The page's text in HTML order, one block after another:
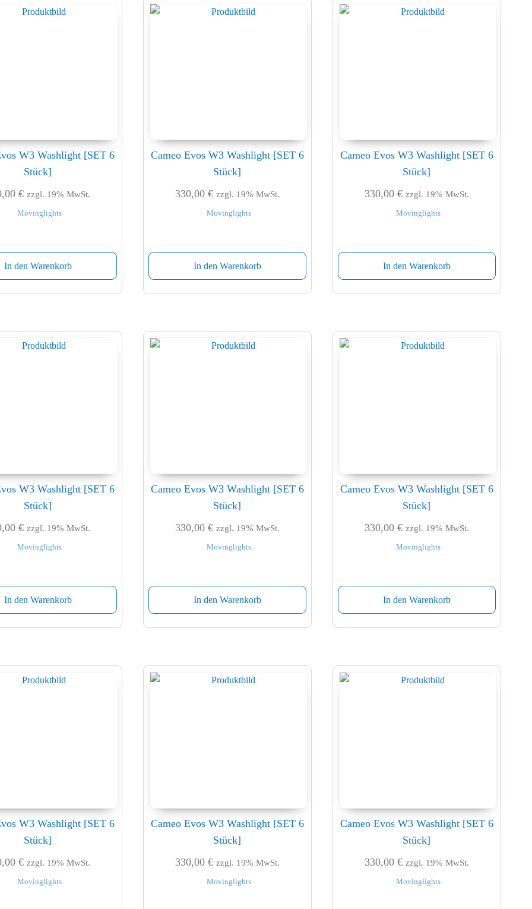
W3 Washlight [SET 6
Stück]
€ zzgl. 19% MwSt.
Movinglights
In den Warenkorb
Cameo Evos W3 Washlight [SET 6
Stück]
330,00 € zzgl. 19% MwSt.
Movinglights
In den Warenkorb
Cameo Evos W3 Washlight [SET 6
Stück]
330,00 € zzgl. 19% MwSt.
Movinglights
In den Warenkorb
W3 Washlight [SET 6
Stück]
€ zzgl. 19% MwSt.
Movinglights
In den Warenkorb
Cameo Evos W3 Washlight [SET 6
Stück]
330,00 € zzgl. 19% MwSt.
Movinglights
In den Warenkorb
Cameo Evos W3 Washlight [SET 6
Stück]
330,00 € zzgl. 19% MwSt.
Movinglights
In den Warenkorb
W3 Washlight [SET 6
Stück]
€ zzgl. 19% MwSt.
Movinglights
Cameo Evos W3 Washlight [SET 6
Stück]
330,00 € zzgl. 19% MwSt.
Movinglights
Cameo Evos W3 Washlight [SET 6
Stück]
330,00 € zzgl. 19% MwSt.
Movinglights